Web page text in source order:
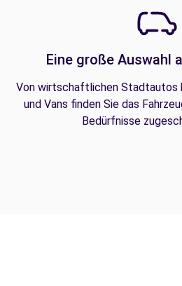
Eine große Auswahl
Von wirtschaftlichen Stadtautos
und Vans finden Sie das
Bedürfnisse